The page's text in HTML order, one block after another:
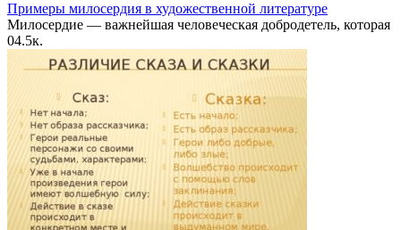
Примеры милосердия в художественной литературе
Милосердие — важнейшая человеческая добродетель, которая
04.5к.